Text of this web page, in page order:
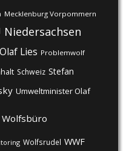
Mecklenburg Vorpommern
Niedersachsen
Olaf Lies Problemwolf
Schweiz Stefan
Umweltminister Olaf
Wolfsbüro
Wolfsrudel WWF